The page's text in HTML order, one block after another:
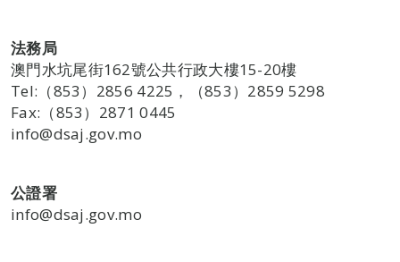
法務局
澳門水坑尾街162號公共行政大樓15-20樓
Tel:（853）2856 4225，（853）2859 5298
Fax:（853）2871 0445
info@dsaj.gov.mo
公證署
info@dsaj.gov.mo